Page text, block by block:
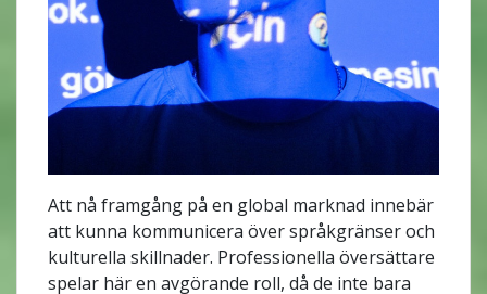
Att nå framgång på en global marknad innebär
att kunna kommunicera över språkgränser och
kulturella skillnader. Professionella översättare
spelar här en avgörande roll, då de inte bara